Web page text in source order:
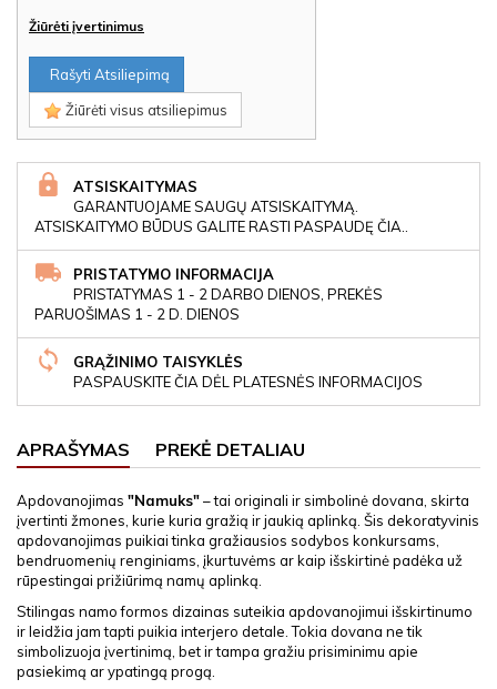
Žiūrėti įvertinimus
Rašyti Atsiliepimą
Žiūrėti visus atsiliepimus
ATSISKAITYMAS
GARANTUOJAME SAUGŲ ATSISKAITYMĄ.
ATSISKAITYMO BŪDUS GALITE RASTI PASPAUDĘ ČIA..
PRISTATYMO INFORMACIJA
PRISTATYMAS 1 - 2 DARBO DIENOS, PREKĖS
PARUOŠIMAS 1 - 2 D. DIENOS
GRĄŽINIMO TAISYKLĖS
PASPAUSKITE ČIA DĖL PLATESNĖS INFORMACIJOS
APRAŠYMAS PREKĖ DETALIAU
Apdovanojimas "Namuks"– tai originali ir simbolinė dovana, skirta
įvertinti žmones, kurie kuria gražią ir jaukią aplinką. Šis dekoratyvinis
apdovanojimas puikiai tinka gražiausios sodybos konkursams,
bendruomenių renginiams, įkurtuvėms ar kaip išskirtinė padėka už
rūpestingai prižiūrimą namų aplinką.
Stilingas namo formos dizainas suteikia apdovanojimui išskirtinumo
ir leidžia jam tapti puikia interjero detale. Tokia dovana ne tik
simbolizuoja įvertinimą, bet ir tampa gražiu prisiminimu apie
pasiekimą ar ypatingą progą.